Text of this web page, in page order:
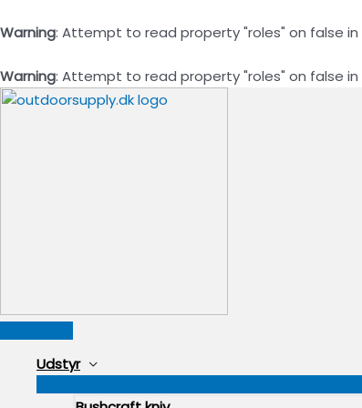
Warning: Attempt to read property "roles" on false in
Warning: Attempt to read property "roles" on false in
Gå
Hovedmenu
Udstyr